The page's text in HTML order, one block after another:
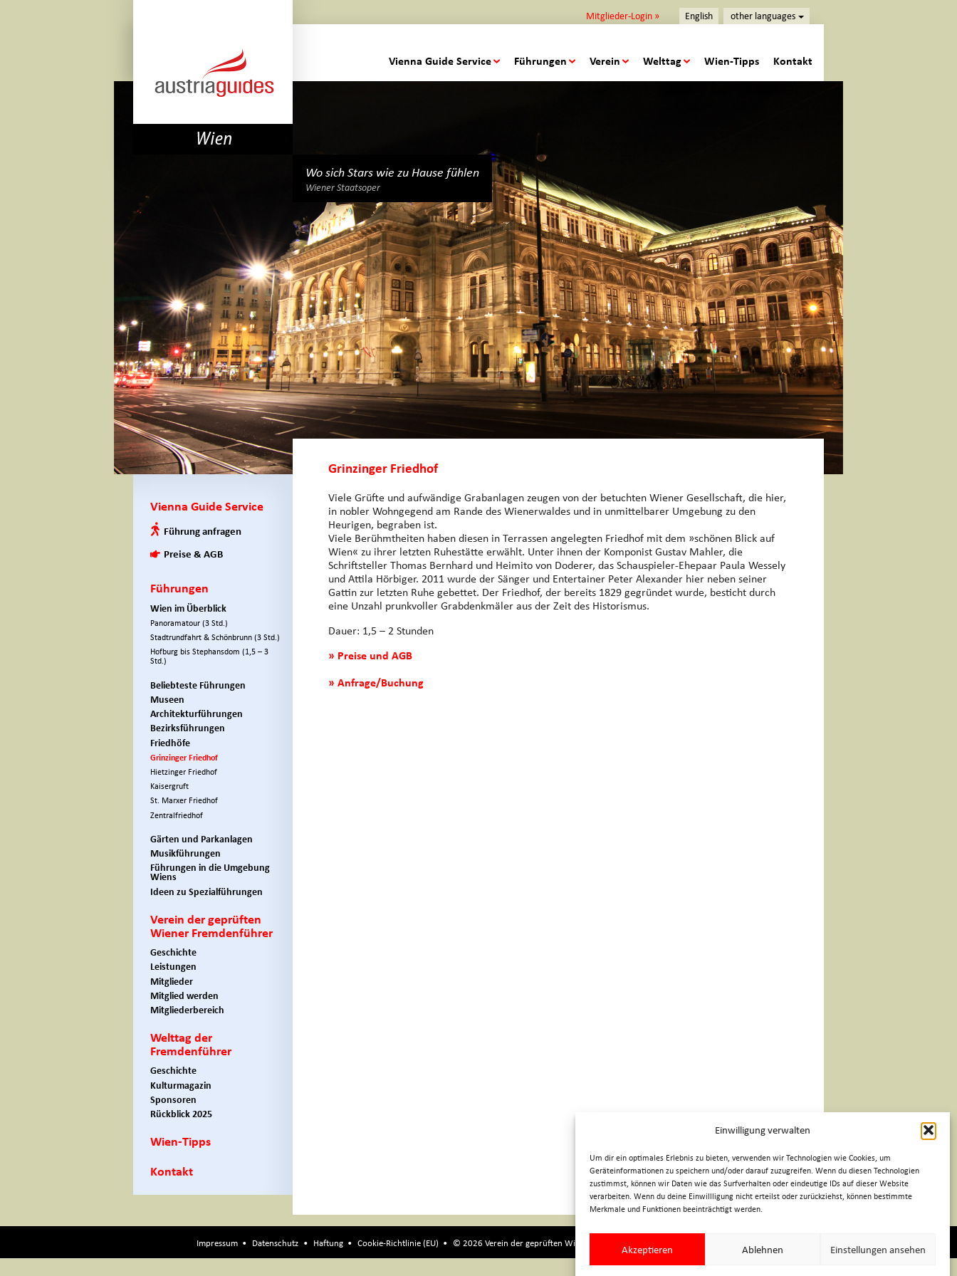
Einwilligung verwalten
Um dir ein optimales Erlebnis zu bieten, verwenden wir Technologien wie Cookies, um
Geräteinformationen zu speichern und/oder darauf zuzugreifen. Wenn du diesen Technologien
zustimmst, können wir Daten wie das Surfverhalten oder eindeutige IDs auf dieser Website
verarbeiten. Wenn du deine Einwillligung nicht erteilst oder zurückziehst, können bestimmte
Merkmale und Funktionen beeinträchtigt werden.
Akzeptieren Ablehnen Einstellungen ansehen
Mitglieder-Login » English other languages
Vienna Guide Service Führungen Verein Welttag Wien-Tipps Kontakt
Wo sich Stars wie zu Hause fühlen
Wiener Staatsoper
Vienna Guide Service
Führung anfragen
Preise & AGB
Führungen
Wien im Überblick
Panoramatour (3 Std.)
Stadtrundfahrt & Schönbrunn (3 Std.)
Hofburg bis Stephansdom (1,5 – 3
Std.)
Beliebteste Führungen
Museen
Architekturführungen
Bezirksführungen
Friedhöfe
Grinzinger Friedhof
Hietzinger Friedhof
Kaisergruft
St. Marxer Friedhof
Zentralfriedhof
Gärten und Parkanlagen
Musikführungen
Führungen in die Umgebung
Wiens
Ideen zu Spezialführungen
Verein der geprüften
Wiener Fremdenführer
Geschichte
Leistungen
Mitglieder
Mitglied werden
Mitgliederbereich
Welttag der
Fremdenführer
Geschichte
Kulturmagazin
Sponsoren
Rückblick 2025
Wien-Tipps
Kontakt
Grinzinger Friedhof
Viele Grüfte und aufwändige Grabanlagen zeugen von der betuchten Wiener Gesellschaft, die hier,
in nobler Wohngegend am Rande des Wienerwaldes und in unmittelbarer Umgebung zu den
Heurigen, begraben ist.
Viele Berühmtheiten haben diesen in Terrassen angelegten Friedhof mit dem »schönen Blick auf
Wien« zu ihrer letzten Ruhestätte erwählt. Unter ihnen der Komponist Gustav Mahler, die
Schriftsteller Thomas Bernhard und Heimito von Doderer, das Schauspieler-Ehepaar Paula Wessely
und Attila Hörbiger. 2011 wurde der Sänger und Entertainer Peter Alexander hier neben seiner
Gattin zur letzten Ruhe gebettet. Der Friedhof, der bereits 1829 gegründet wurde, besticht durch
eine Unzahl prunkvoller Grabdenkmäler aus der Zeit des Historismus.
Dauer: 1,5 – 2 Stunden
» Preise und AGB
» Anfrage/Buchung
Impressum Datenschutz Haftung Cookie-Richtlinie (EU) © 2026 Verein der geprüften Wiener Fremdenführer • website by